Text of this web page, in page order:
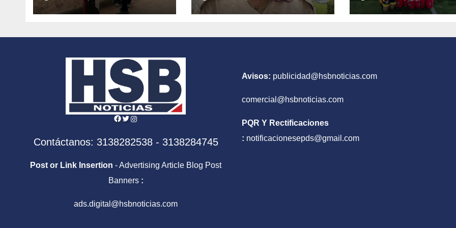
Facebook
Twitter
Instagram
Contáctanos: 3138282538 - 3138284745
Post or Link Insertion - Advertising Article Blog Post
Banners :
ads.digital@hsbnoticias.com
Avisos: publicidad@hsbnoticias.com
comercial@hsbnoticias.com
PQR Y Rectificaciones
: notificacionesepds@gmail.com